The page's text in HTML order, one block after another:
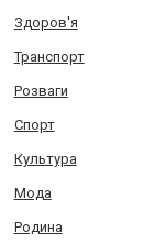
Здоров'я
Транспорт
Розваги
Спорт
Культура
Мода
Родина